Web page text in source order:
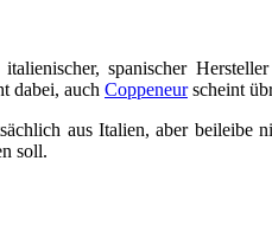
spanischer
dabei, auch Coppeneurscheint
aus Italien, aber
soll.